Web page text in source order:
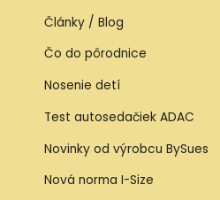
Články / Blog
Čo do pôrodnice
Nosenie detí
Test autosedačiek ADAC
Novinky od výrobcu BySues
Nová norma I-Size